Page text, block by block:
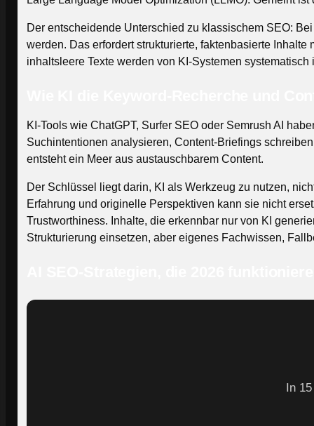
Der entscheidende Unterschied zu klassischem SEO:
werden. Das erfordert strukturierte, faktenbasierte
inhaltsleere Texte werden von KI-Systemen
KI-Tools wie ChatGPT, Surfer SEO oder Semrush AI
Suchintentionen analysieren, Content-Briefings
entsteht ein Meer aus austauschbarem Content.
Der Schlüssel liegt darin, KI als Werkzeug zu nutzen,
Erfahrung und originelle Perspektiven kann sie nicht
Trustworthiness. Inhalte, die erkennbar nur von KI
Strukturierung einsetzen, aber eigenes Fachwissen,
In